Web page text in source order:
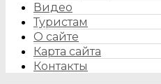
Видео
Туристам
О сайте
Карта сайта
Контакты